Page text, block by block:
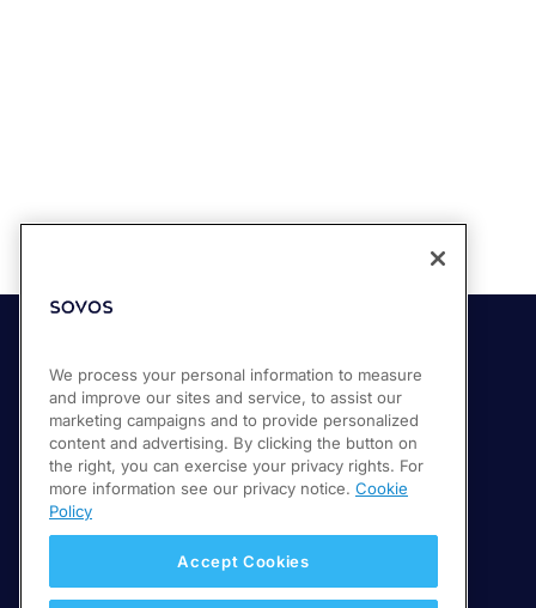
Soluções
Compliance Cloud
Conformidade no faturamento eletrônico
Relatórios fiscais e de IVA
We process your personal information to measure
and improve our sites and service, to assist our
marketing campaigns and to provide personalized
content and advertising. By clicking the button on
the right, you can exercise your privacy rights. For
more information see our privacy notice. Cookie
Policy
Accept Cookies